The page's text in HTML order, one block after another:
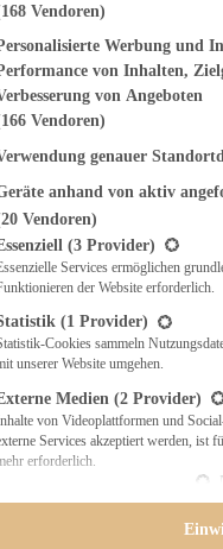
& QUICHES
Vendoren)
Werbung und
von Inhalten,
von Angeboten
Vendoren)
genauer
anhand von aktiv
Vendoren)
eine Liste der Service-
(3 Provider)
Services ermöglichen
der Website erforderlich.
(1 Provider)
Cookies sammeln
unserer Website umgehen.
Medien (2 Provider)
von Videoplattformen und
Services akzeptiert werden, ist
erforderlich.